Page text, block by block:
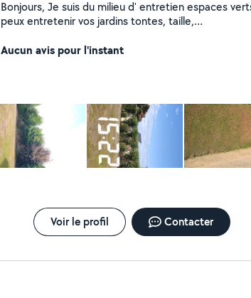
Bonjours, Je suis du milieu d' entretien espaces verts je
peux entretenir vos jardins tontes, taille,
élagages et remontage de couronne pour vos arbres,
Aucun avis pour l'instant
Voir le profil Contacter